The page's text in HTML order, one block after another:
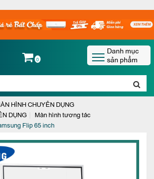
0
Danh mục
sản phẩm
HÌNH CHUYÊN DỤNG
DỤNG
Màn hình tương tác
Flip 65 inch